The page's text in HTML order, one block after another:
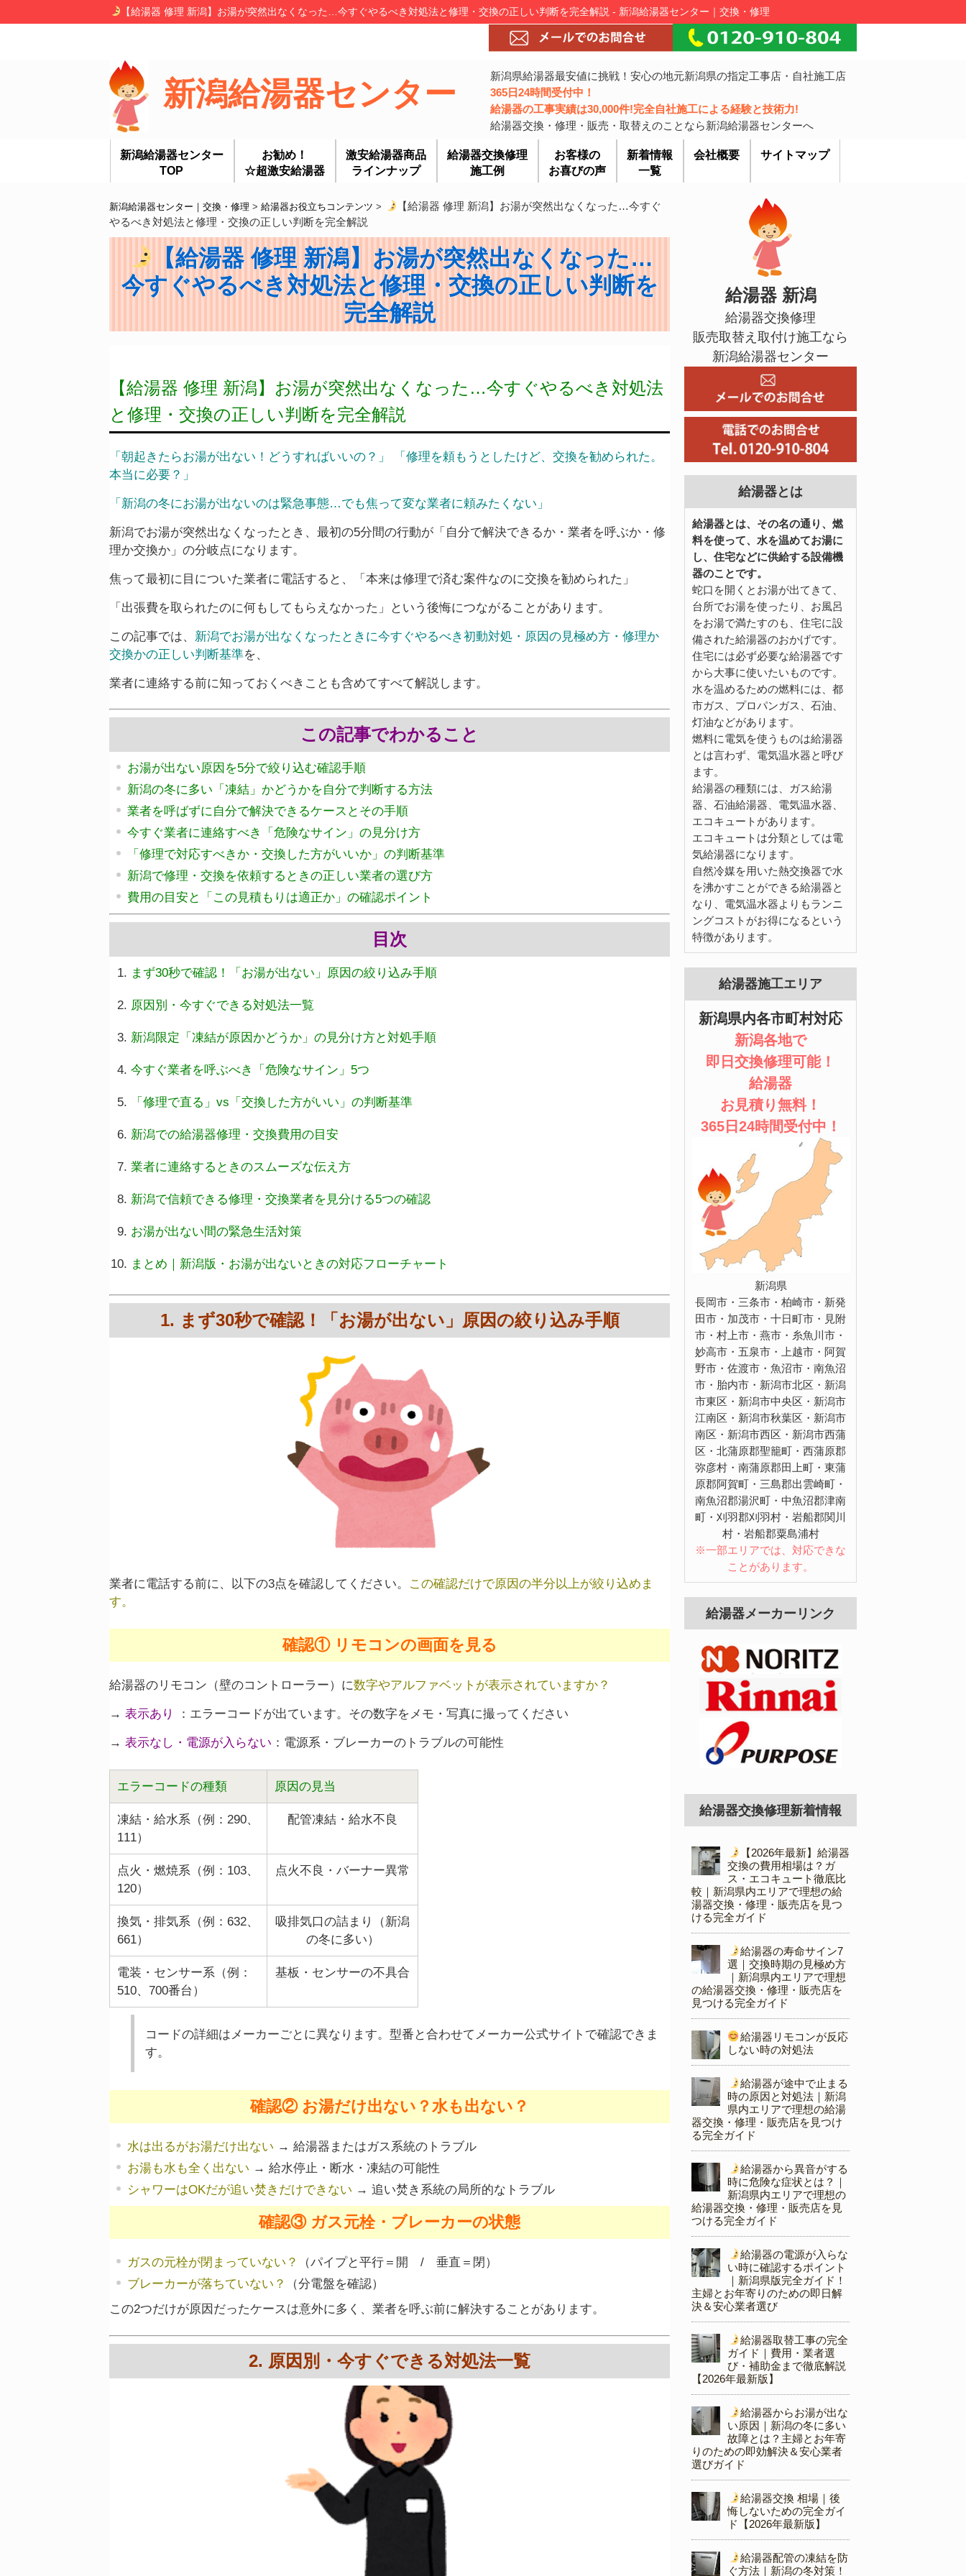
【給湯器 修理 新潟】お湯が突然出なくなった…今すぐやるべき対処法と修理・交換の正しい判断を完全解説 - 新潟給湯器センター｜交換・修理
新潟給湯器センター
新潟県給湯器最安値に挑戦！安心の地元新潟県の指定工事店・自社施工店
365日24時間受付中！
給湯器の工事実績は30,000件!完全自社施工による経験と技術力!
給湯器交換・修理・販売・取替えのことなら新潟給湯器センターへ
新潟給湯器センター
TOP
お勧め！
☆超激安給湯器
激安給湯器商品
ラインナップ
給湯器交換修理
施工例
お客様の
お喜びの声
新着情報
一覧
会社概要 サイトマップ
新潟給湯器センター｜交換・修理 > 給湯器お役立ちコンテンツ >
【給湯器 修理 新潟】お湯が突然出なくなった…今すぐ
やるべき対処法と修理・交換の正しい判断を完全解説
【給湯器 修理 新潟】お湯が突然出なくなった…
今すぐやるべき対処法と修理・交換の正しい判断を
完全解説
【給湯器 修理 新潟】お湯が突然出なくなった…今すぐやるべき対処法
と修理・交換の正しい判断を完全解説
「朝起きたらお湯が出ない！どうすればいいの？」
「修理を頼もうとしたけど、交換を勧められた。
本当に必要？」
「新潟の冬にお湯が出ないのは緊急事態…でも焦って変な業者に頼みたくない」
新潟でお湯が突然出なくなったとき、最初の5分間の行動が「自分で解決できるか・業者を呼ぶか・修
理か交換か」の分岐点になります。
焦って最初に目についた業者に電話すると、「本来は修理で済む案件なのに交換を勧められた」
「出張費を取られたのに何もしてもらえなかった」という後悔につながることがあります。
この記事では、 新潟でお湯が出なくなったときに今すぐやるべき初動対処・原因の見極め方・修理か
交換かの正しい判断基準を、
業者に連絡する前に知っておくべきことも含めてすべて解説します。
この記事でわかること
お湯が出ない原因を5分で絞り込む確認手順
新潟の冬に多い「凍結」かどうかを自分で判断する方法
業者を呼ばずに自分で解決できるケースとその手順
今すぐ業者に連絡すべき「危険なサイン」の見分け方
「修理で対応すべきか・交換した方がいいか」の判断基準
新潟で修理・交換を依頼するときの正しい業者の選び方
費用の目安と「この見積もりは適正か」の確認ポイント
目次
まず30秒で確認！「お湯が出ない」原因の絞り込み手順
原因別・今すぐできる対処法一覧
新潟限定「凍結が原因かどうか」の見分け方と対処手順
今すぐ業者を呼ぶべき「危険なサイン」5つ
「修理で直る」vs「交換した方がいい」の判断基準
新潟での給湯器修理・交換費用の目安
業者に連絡するときのスムーズな伝え方
新潟で信頼できる修理・交換業者を見分ける5つの確認
お湯が出ない間の緊急生活対策
まとめ｜新潟版・お湯が出ないときの対応フローチャート
1. まず30秒で確認！「お湯が出ない」原因の絞り込み手順
業者に電話する前に、以下の3点を確認してください。
この確認だけで原因の半分以上が絞り込めま
す。
確認① リモコンの画面を見る
給湯器のリモコン（壁のコントローラー）に数字やアルファベットが表示されていますか？
→ 表示あり ：エラーコードが出ています。その数字をメモ・写真に撮ってください
→ 表示なし・電源が入らない ：電源系・ブレーカーのトラブルの可能性
エラーコードの種類 原因の見当
凍結・給水系（例：290、
111）
配管凍結・給水不良
点火・燃焼系（例：103、
120）
点火不良・バーナー異常
換気・排気系（例：632、
661）
吸排気口の詰まり（新潟
の冬に多い）
電装・センサー系（例：
510、700番台）
基板・センサーの不具合
コードの詳細はメーカーごとに異なります。型番と合わせてメーカー公式サイトで確認できま
す。
確認② お湯だけ出ない？水も出ない？
水は出るがお湯だけ出ない → 給湯器またはガス系統のトラブル
お湯も水も全く出ない → 給水停止・断水・凍結の可能性
シャワーはOKだが追い焚きだけできない → 追い焚き系統の局所的なトラブル
確認③ ガス元栓・ブレーカーの状態
ガスの元栓が閉まっていない？
（パイプと平行＝開 / 垂直＝閉）
ブレーカーが落ちていない？
（分電盤を確認）
この2つだけが原因だったケースは意外に多く、業者を呼ぶ前に解決することがあります。
2. 原因別・今すぐできる対処法一覧
給湯器 新潟
給湯器交換修理
販売取替え取付け施工なら
新潟給湯器センター
給湯器とは
給湯器とは、その名の通り、燃
料を使って、水を温めてお湯に
し、住宅などに供給する設備機
器のことです。
蛇口を開くとお湯が出てきて、
台所でお湯を使ったり、お風呂
をお湯で満たすのも、住宅に設
備された給湯器のおかげです。
住宅には必ず必要な給湯器です
から大事に使いたいものです。
水を温めるための燃料には、都
市ガス、プロパンガス、石油、
灯油などがあります。
燃料に電気を使うものは給湯器
とは言わず、電気温水器と呼び
ます。
給湯器の種類には、ガス給湯
器、石油給湯器、電気温水器、
エコキュートがあります。
エコキュートは分類としては電
気給湯器になります。
自然冷媒を用いた熱交換器で水
を沸かすことができる給湯器と
なり、電気温水器よりもランニ
ングコストがお得になるという
特徴があります。
給湯器施工エリア
新潟県内各市町村対応
新潟各地で
即日交換修理可能！
給湯器
お見積り無料！
365日24時間受付中！
新潟県
長岡市・三条市・柏崎市・新発
田市・加茂市・十日町市・見附
市・村上市・燕市・糸魚川市・
妙高市・五泉市・上越市・阿賀
野市・佐渡市・魚沼市・南魚沼
市・胎内市・新潟市北区・新潟
市東区・新潟市中央区・新潟市
江南区・新潟市秋葉区・新潟市
南区・新潟市西区・新潟市西蒲
区・北蒲原郡聖籠町・西蒲原郡
弥彦村・南蒲原郡田上町・東蒲
原郡阿賀町・三島郡出雲崎町・
南魚沼郡湯沢町・中魚沼郡津南
町・刈羽郡刈羽村・岩船郡関川
村・岩船郡粟島浦村
※一部エリアでは、対応できな
ことがあります。
給湯器メーカーリンク
給湯器交換修理新着情報
【2026年最新】給湯器
交換の費用相場は？ガ
ス・エコキュート徹底比
較｜新潟県内エリアで理想の給
湯器交換・修理・販売店を見つ
ける完全ガイド
給湯器の寿命サイン7
選｜交換時期の見極め方
｜新潟県内エリアで理想
の給湯器交換・修理・販売店を
見つける完全ガイド
給湯器リモコンが反応
しない時の対処法
給湯器が途中で止まる
時の原因と対処法｜新潟
県内エリアで理想の給湯
器交換・修理・販売店を見つけ
る完全ガイド
給湯器から異音がする
時に危険な症状とは？｜
新潟県内エリアで理想の
給湯器交換・修理・販売店を見
つける完全ガイド
給湯器の電源が入らな
い時に確認するポイント
｜新潟県版完全ガイド！
主婦とお年寄りのための即日解
決＆安心業者選び
給湯器取替工事の完全
ガイド｜費用・業者選
び・補助金まで徹底解説
【2026年最新版】
給湯器からお湯が出な
い原因｜新潟の冬に多い
故障とは？主婦とお年寄
りのための即効解決＆安心業者
選びガイド
給湯器交換 相場｜後
悔しないための完全ガイ
ド【2026年最新版】
給湯器配管の凍結を防
ぐ方法｜新潟の冬対策！